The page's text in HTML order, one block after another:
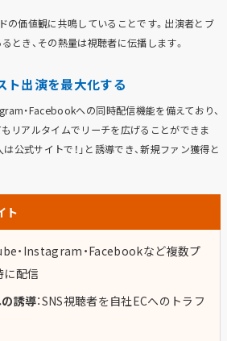
の価値観に共鳴していることです。出演者とブ
とき、その熱量は視聴者に伝播します。
出演を最大化する
・Facebookへの同時配信機能を備えており、
リアルタイムでリーチを広げることができま
公式サイトで！」と誘導でき、新規ファン獲得と
ト
・Instagram・Facebookなど複数プ
に配信
誘導：SNS視聴者を自社ECへのトラフ